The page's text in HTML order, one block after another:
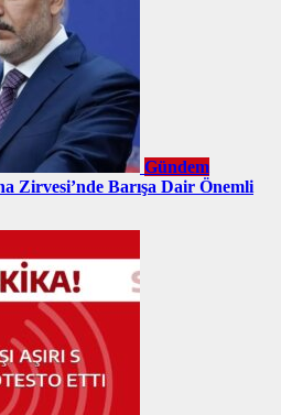
Gündem
Zirvesi’nde Barışa Dair Önemli